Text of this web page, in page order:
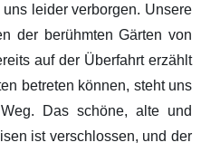
leider verborgen. Unsere
der berühmten Gärten von
auf der Überfahrt erzählt
betreten können, steht uns
Das schöne, alte und
ist verschlossen, und der